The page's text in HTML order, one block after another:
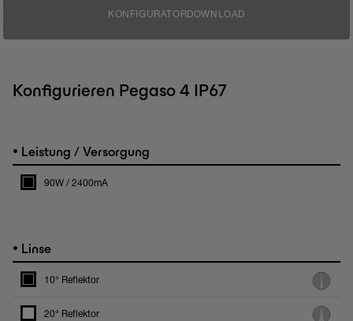
KONFIGURATORDOWNLOAD
Konfigurieren Pegaso 4 IP67
• Leistung / Versorgung
90W / 2400mA
• Linse
10° Reflektor
20° Reflektor